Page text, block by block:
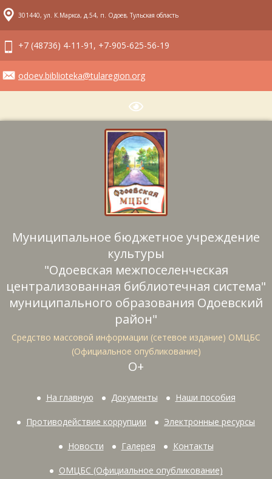
301440, ул. К.Маркса, д.54, п. Одоев, Тульская область
+7 (48736) 4-11-91, +7-905-625-56-19
odoev.biblioteka@tularegion.org
Муниципальное бюджетное учреждение
культуры
"Одоевская межпоселенческая
централизованная библиотечная система"
муниципального образования Одоевский
район"
Средство массовой информации (сетевое издание) ОМЦБС
(Официальное опубликование)
О+
На главную Документы Наши пособия
Противодействие коррупции Электронные ресурсы
Новости Галерея Контакты
ОМЦБС (Официальное опубликование)